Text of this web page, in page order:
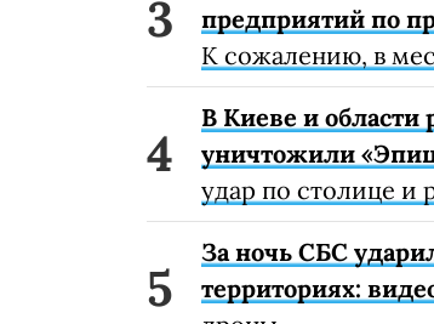
предприятий по
К сожалению, в
В Киеве и области
уничтожили
удар по столице и
За ночь СБС
территориях: